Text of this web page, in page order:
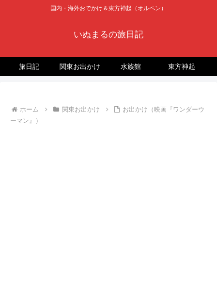
国内・海外おでかけ＆東方神起（オルペン）
いぬまるの旅日記
旅日記 関東お出かけ 水族館 東方神起
ホーム 関東お出かけ
お出かけ（映画『ワンダーウ
ーマン』）